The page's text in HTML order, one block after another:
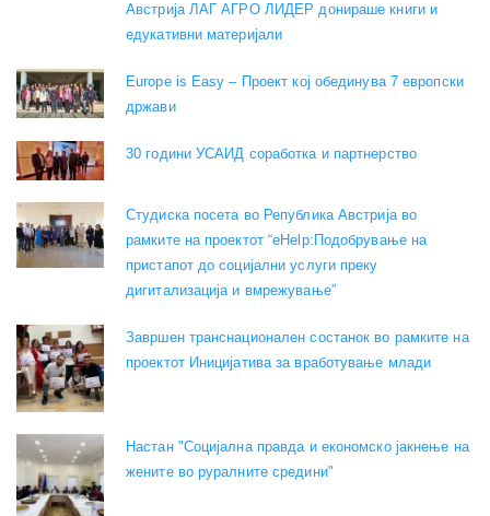
Австрија ЛАГ АГРО ЛИДЕР донираше книги и
едукативни материјали
Europe is Easy – Проект кој обединува 7 европски
држави
30 години УСАИД соработка и партнерство
Студиска посета во Република Австрија во
рамките на проектот “eHelp:Подобрување на
пристапот до социјални услуги преку
дигитализација и вмрежување”
Завршен транснационален состанок во рамките на
проектот Иницијатива за вработување млади
Настан "Социјална правда и економско јакнење на
жените во руралните средини"